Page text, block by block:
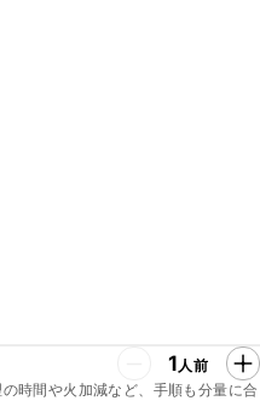
1人前
時間や火加減など、手順も分量に合